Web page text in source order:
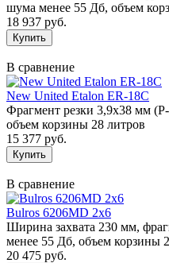
шума менее 55 Дб, объем
18 937 руб.
В сравнение
New United Etalon ER-18C
Фрагмент резки 3,9х38 мм
объем корзины 28 литров
15 377 руб.
В сравнение
Bulros 6206MD 2x6
Ширина захвата 230 мм,
менее 55 Дб, объем корзины
20 475 руб.